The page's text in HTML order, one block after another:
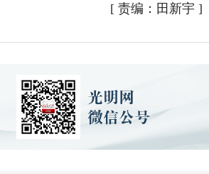
[ 责编：田新宇 ]